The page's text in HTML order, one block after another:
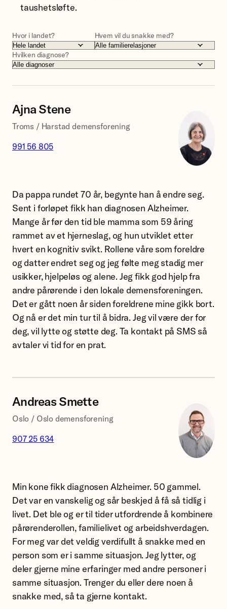
taushetsløfte.
Hvor i landet? Hvem vil du snakke med?
Hvilken diagnose?
Stene.
Ajna Stene
Troms / Harstad demensforening
991 56 805
Da pappa rundet 70 år, begynte han å endre seg.
Sent i forløpet fikk han diagnosen Alzheimer.
Mange år før den tid ble mamma som 59 åring
rammet av et hjerneslag, og hun utviklet etter
hvert en kognitiv svikt. Rollene våre som foreldre
og datter endret seg og jeg følte meg stadig mer
usikker, hjelpeløs og alene. Jeg fikk god hjelp fra
andre pårørende i den lokale demensforeningen.
Det er gått noen år siden foreldrene mine gikk bort.
Og nå er det min tur til å bidra. Jeg vil være der for
deg, vil lytte og støtte deg. Ta kontakt på SMS så
avtaler vi tid for en prat.
Andreas
Smette.
Andreas Smette
Oslo / Oslo demensforening
907 25 634
Min kone fikk diagnosen Alzheimer. 50 gammel.
Det var en vanskelig og sår beskjed å få så tidlig i
livet. Det ble og er til tider utfordrende å kombinere
pårørenderollen, familielivet og arbeidshverdagen.
For meg var det veldig verdifullt å snakke med en
person som er i samme situasjon. Jeg lytter, og
deler gjerne mine erfaringer med andre personer i
samme situasjon. Trenger du eller dere noen å
snakke med, så ta gjerne kontakt.